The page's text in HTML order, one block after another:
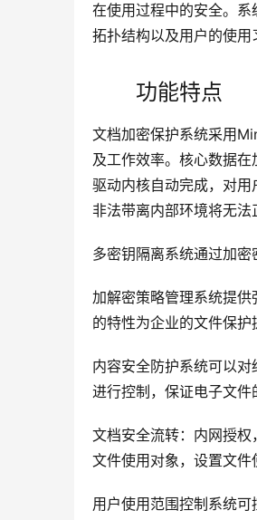
在使用过程中的安全。
拓扑结构以及用户的使用
功能特点
文档加密保护系统采用
及工作效率。核心数据
驱动内核自动完成，对
非法带离内部环境将无法
多密钥隔离系统通过加密
加解密策略管理系统提
的特性为企业的文件保护
内容安全防护系统可以
进行控制，保证电子文件
文档安全流转：内网授
文件使用对象，设置文件
用户使用范围控制系统可